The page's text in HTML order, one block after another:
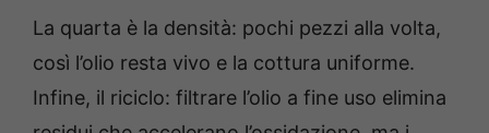
La quarta è la densità: pochi pezzi alla volta,
così l’olio resta vivo e la cottura uniforme.
Infine, il riciclo: filtrare l’olio a fine uso elimina